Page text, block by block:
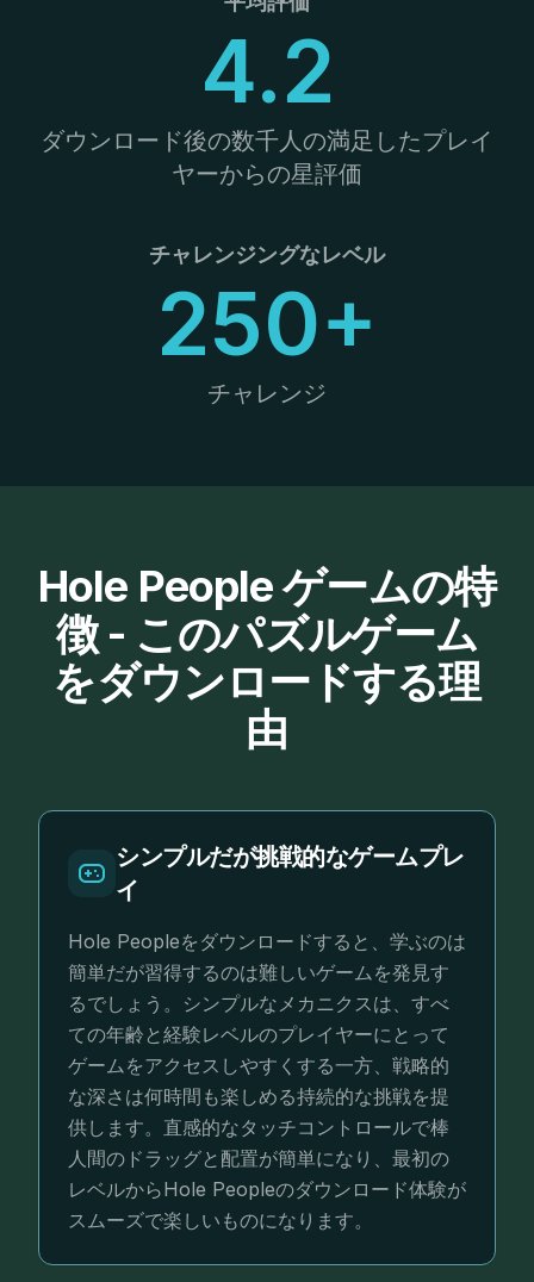
4.2
ダウンロード後の数千人の満足したプレイ
ヤーからの星評価
チャレンジングなレベル
250+
チャレンジ
Hole People ゲームの特
徴 - このパズルゲーム
をダウンロードする理
由
シンプルだが挑戦的なゲームプレ
イ
Hole Peopleをダウンロードすると、学ぶのは
簡単だが習得するのは難しいゲームを発見す
るでしょう。シンプルなメカニクスは、すべ
ての年齢と経験レベルのプレイヤーにとって
ゲームをアクセスしやすくする一方、戦略的
な深さは何時間も楽しめる持続的な挑戦を提
供します。直感的なタッチコントロールで棒
人間のドラッグと配置が簡単になり、最初の
レベルからHole Peopleのダウンロード体験が
スムーズで楽しいものになります。